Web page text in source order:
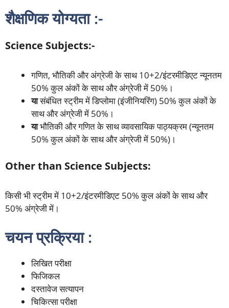
शैक्षणिक योग्यता :-
Science Subjects:-
गणित, भौतिकी और अंग्रेजी के साथ 10+2/इंटरमीडिएट न्यूनतम
50% कुल अंकों के साथ और अंग्रेजी में 50%।
यासंबंधित स्ट्रीम में डिप्लोमा (इंजीनियरिंग) 50% कुल अंकों के
साथ और अंग्रेजी में 50%।
याभौतिकी और गणित के साथ व्यावसायिक पाठ्यक्रम (न्यूनतम
50% कुल अंकों के साथ और अंग्रेजी में 50%)।
Other than Science Subjects:
किसी भी स्ट्रीम में 10+2/इंटरमीडिएट 50% कुल अंकों के साथ और
50% अंग्रेजी में।
चयन प्रक्रिया :
लिखित परीक्षा
फिजिकल
दस्तावेज सत्यापन
चिकित्सा परीक्षा